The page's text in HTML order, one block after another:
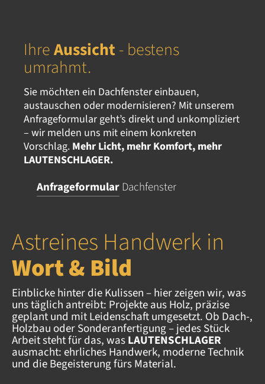
IhreAussicht- bestens
umrahmt.
Sie möchten ein Dachfenster einbauen,
austauschen oder modernisieren? Mit unserem
Anfrageformular geht’s direkt und unkompliziert
– wir melden uns mit einem konkreten
Vorschlag. Mehr Licht, mehr Komfort, mehr
LAUTENSCHLAGER.
AnfrageformularDachfenster
Astreines Handwerk in
Wort & Bild
Einblicke hinter die Kulissen – hier zeigen wir, was
uns täglich antreibt: Projekte aus Holz, präzise
geplant und mit Leidenschaft umgesetzt. Ob Dach-,
Holzbau oder Sonder­an­ferti­gung – jedes Stück
Arbeit steht für das, wasLAUTENSCHLAGER
ausmacht: ehrliches Handwerk, moderne Technik
und die Begeisterung fürs Material.